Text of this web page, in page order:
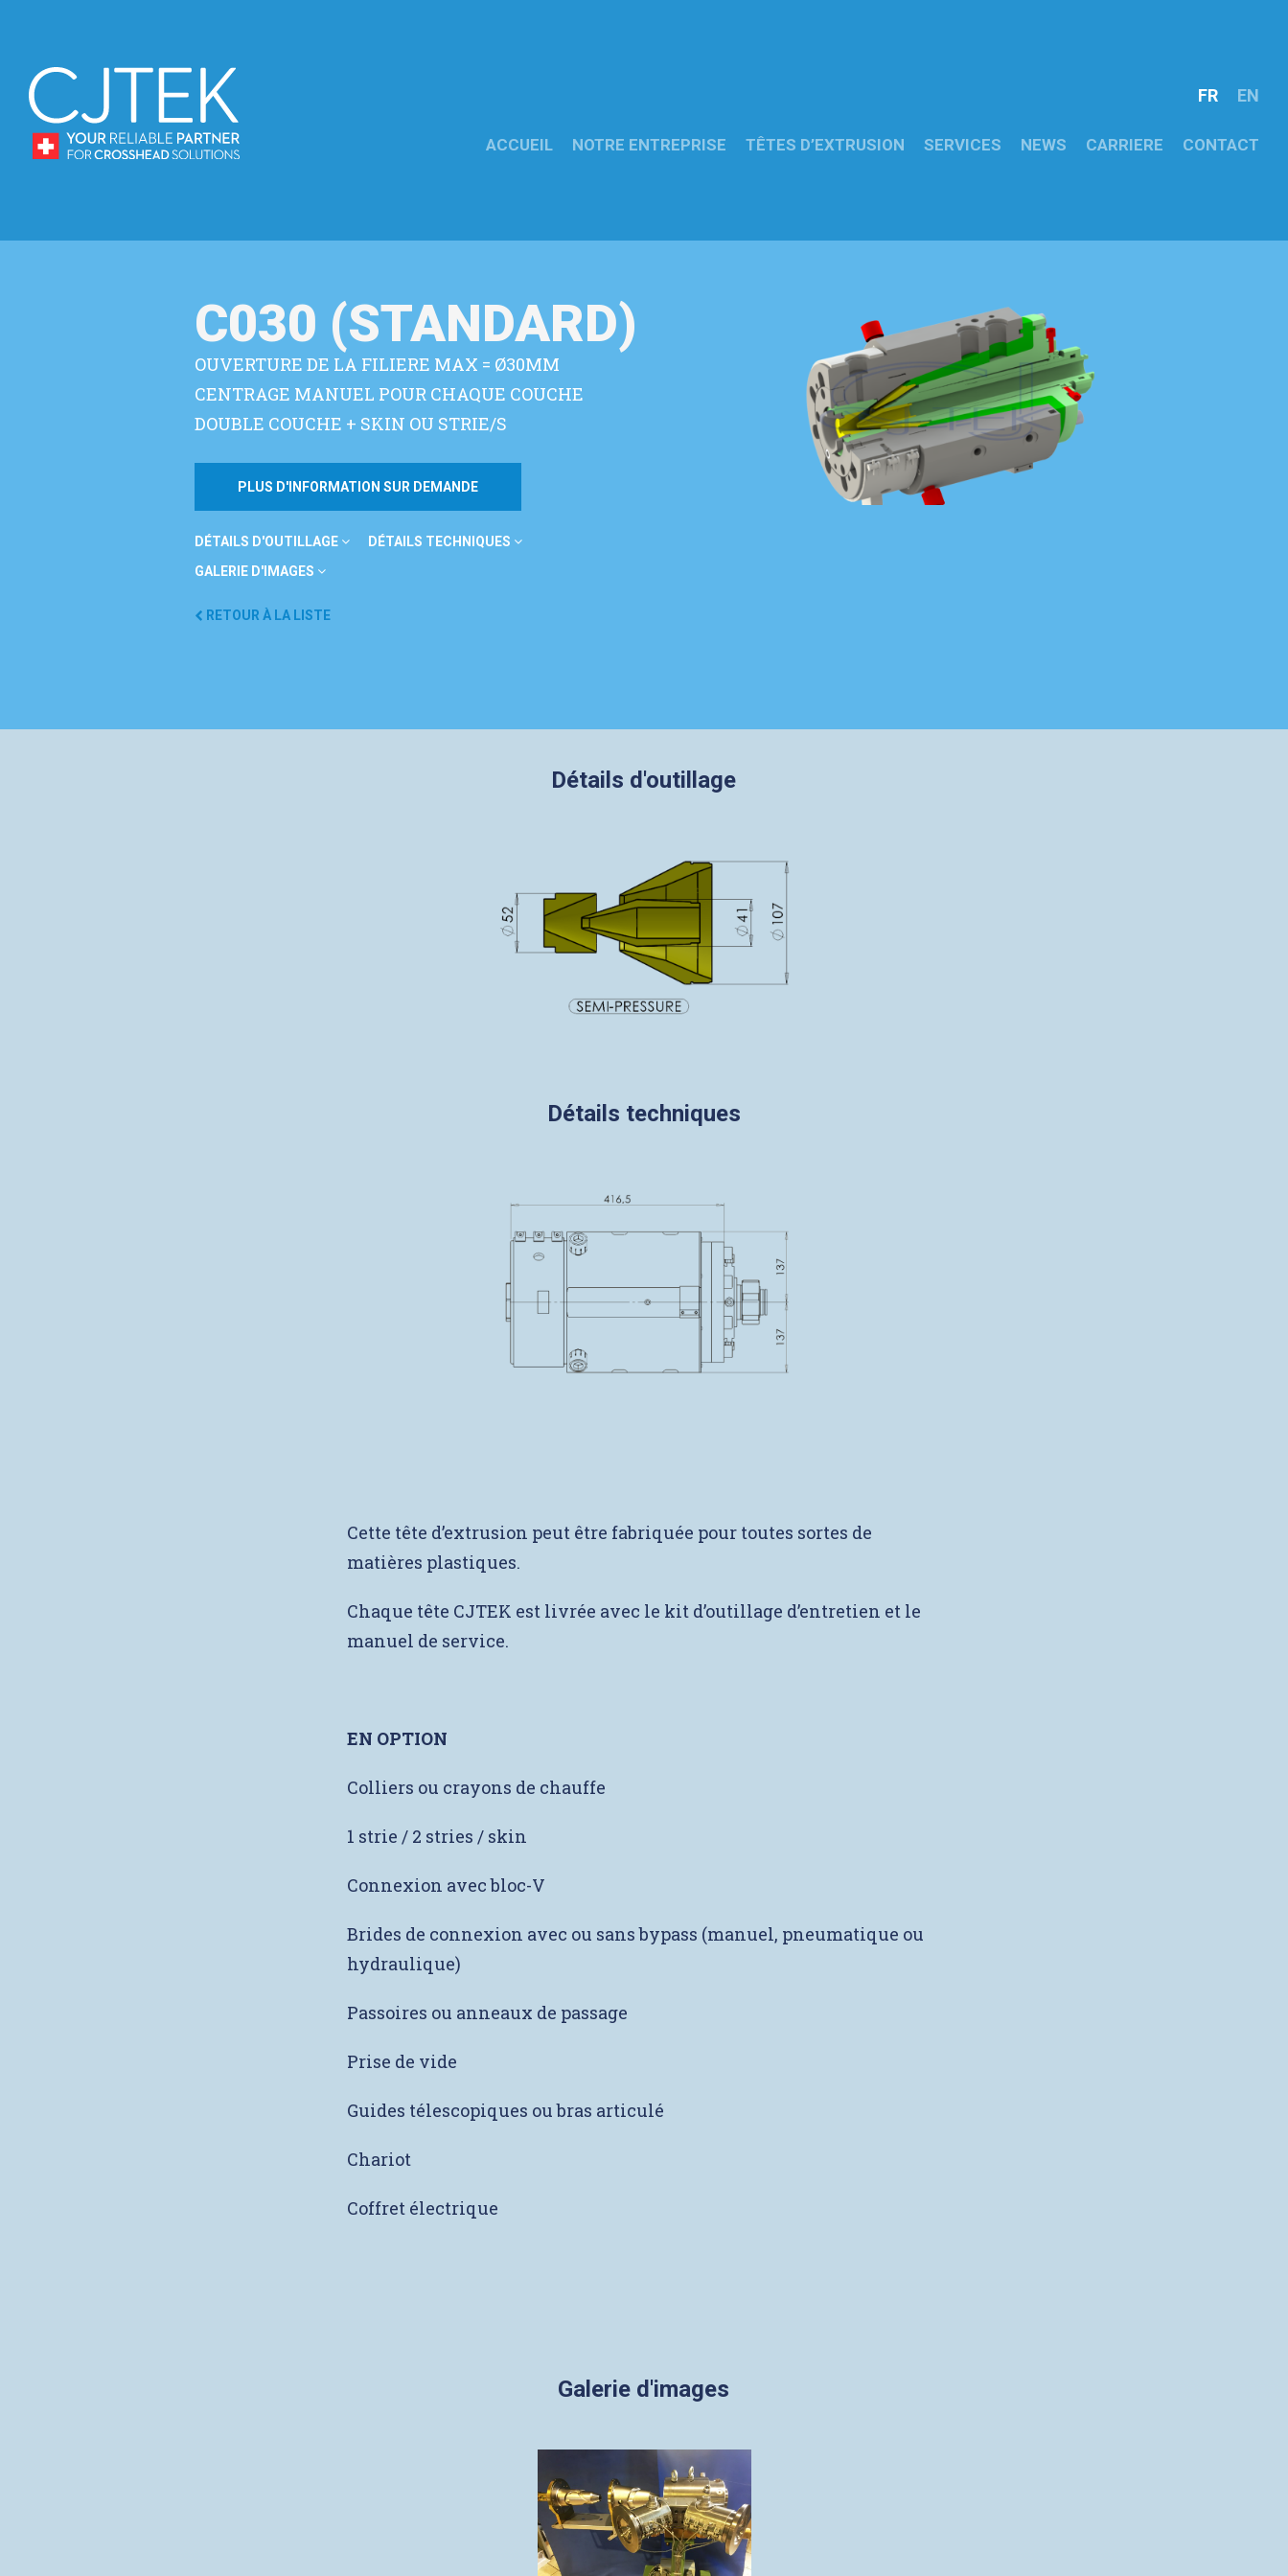
FR EN
ACCUEIL NOTRE ENTREPRISE TÊTES D’EXTRUSION SERVICES NEWS CARRIERE CONTACT
C030 (STANDARD)
OUVERTURE DE LA FILIERE MAX = Ø30MM
CENTRAGE MANUEL POUR CHAQUE COUCHE
DOUBLE COUCHE + SKIN OU STRIE/S
PLUS D'INFORMATION SUR DEMANDE
DÉTAILS D'OUTILLAGE
DÉTAILS TECHNIQUES
GALERIE D'IMAGES
RETOUR À LA LISTE
Détails d'outillage
Détails techniques
Cette tête d’extrusion peut être fabriquée pour toutes sortes de
matières plastiques.
Chaque tête CJTEK est livrée avec le kit d’outillage d’entretien et le
manuel de service.
EN OPTION
Colliers ou crayons de chauffe
1 strie / 2 stries / skin
Connexion avec bloc-V
Brides de connexion avec ou sans bypass (manuel, pneumatique ou
hydraulique)
Passoires ou anneaux de passage
Prise de vide
Guides télescopiques ou bras articulé
Chariot
Coffret électrique
Galerie d'images